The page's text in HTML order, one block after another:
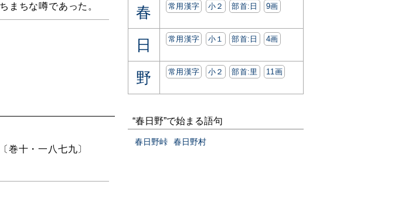
まちな噂であった。
巻十・一八七九〕
春 常用漢字 小２ 部首:⽇ 9画
日 常用漢字 小１ 部首:⽇ 4画
野 常用漢字 小２ 部首:⾥ 11画
“春日野”で始まる語句
春日野峠 春日野村